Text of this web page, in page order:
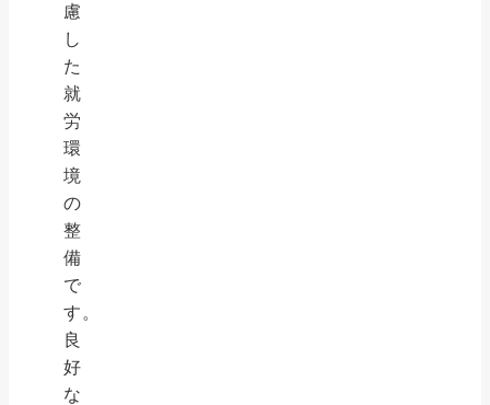
慮
し
た
就
労
環
境
の
整
備
で
す。
良
好
な